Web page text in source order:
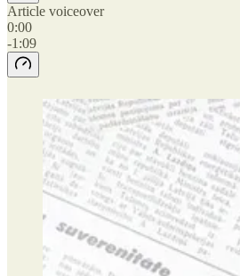
Article voiceover
0:00
-1:09